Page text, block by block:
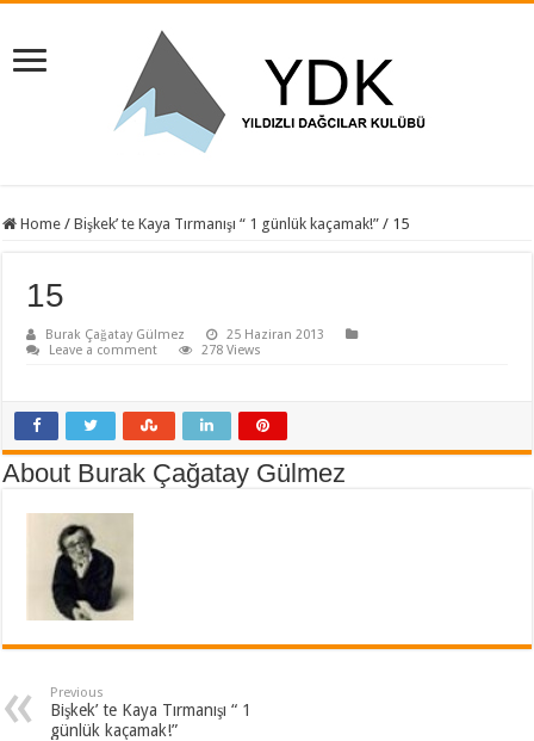
Home / Bişkek’ te Kaya Tırmanışı “ 1 günlük kaçamak!” / 15
15
Burak Çağatay Gülmez
25 Haziran 2013
Leave a comment
278 Views
About Burak Çağatay Gülmez
Previous
Bişkek’ te Kaya Tırmanışı “ 1
günlük kaçamak!”